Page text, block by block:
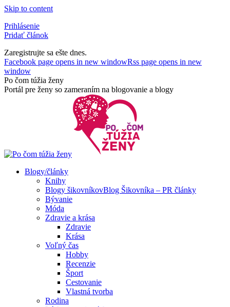
Skip to content
Prihlásenie
Pridať článok
Zaregistrujte sa ešte dnes.
Facebook page opens in new windowRss page opens in new
window
Po čom túžia ženy
Portál pre ženy so zameraním na blogovanie a blogy
Blogy/články
Knihy
Blogy šikovníkovBlog Šikovníka – PR články
Bývanie
Móda
Zdravie a krása
Zdravie
Krása
Voľný čas
Hobby
Recenzie
Šport
Cestovanie
Vlastná tvorba
Rodina